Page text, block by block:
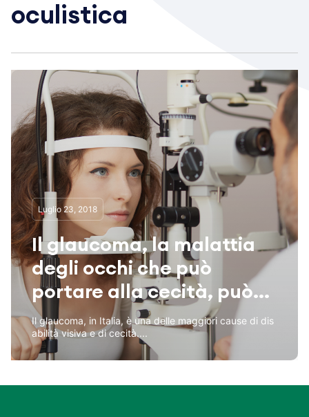
oculistica
Luglio 23, 2018
Il glaucoma, la malattia
degli occhi che può
portare alla cecità, può...
Il glaucoma, in Italia, è una delle maggiori cause di dis
abilità visiva e di cecità....